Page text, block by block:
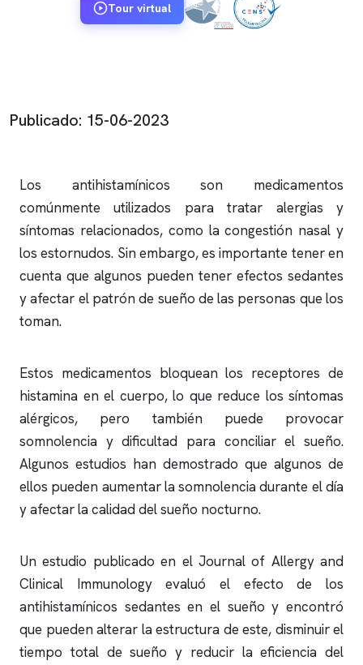
Tour virtual
Publicado: 15-06-2023
Los antihistamínicos son medicamentos
comúnmente utilizados para tratar alergias y
síntomas relacionados, como la congestión nasal y
los estornudos. Sin embargo, es importante tener en
cuenta que algunos pueden tener efectos sedantes
y afectar el patrón de sueño de las personas que los
toman.
Estos medicamentos bloquean los receptores de
histamina en el cuerpo, lo que reduce los síntomas
alérgicos, pero también puede provocar
somnolencia y dificultad para conciliar el sueño.
Algunos estudios han demostrado que algunos de
ellos pueden aumentar la somnolencia durante el día
y afectar la calidad del sueño nocturno.
Un estudio publicado en el Journal of Allergy and
Clinical Immunology evaluó el efecto de los
antihistamínicos sedantes en el sueño y encontró
que pueden alterar la estructura de este, disminuir el
tiempo total de sueño y reducir la eficiencia del